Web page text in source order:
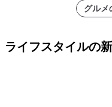
グルメ
ライフスタイルの